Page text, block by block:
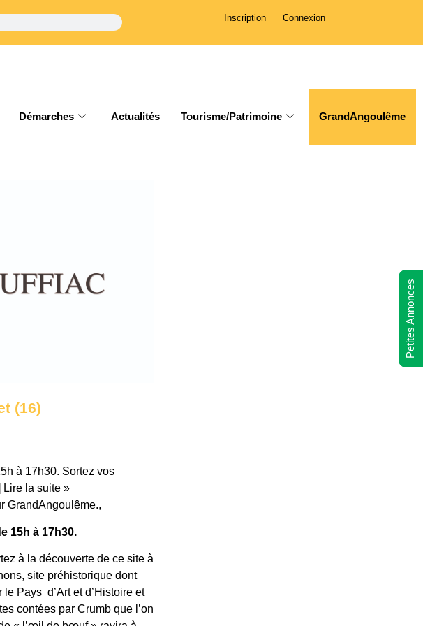
Inscription Connexion
Démarches Actualités Tourisme/Patrimoine GrandAngoulême
(16)
à 17h30. Sortez vos
Lire la suite »
GrandAngoulême.,
15h à 17h30.
à la découverte de ce site à
site préhistorique dont
Pays d’Art et d’Histoire et
contées par Crumb que l’on
Petites Annonces